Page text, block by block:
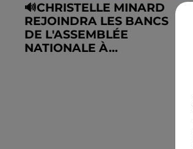
🔊CHRISTELLE MINARD
REJOINDRA LES BANCS
DE L'ASSEMBLÉE
NATIONALE À...